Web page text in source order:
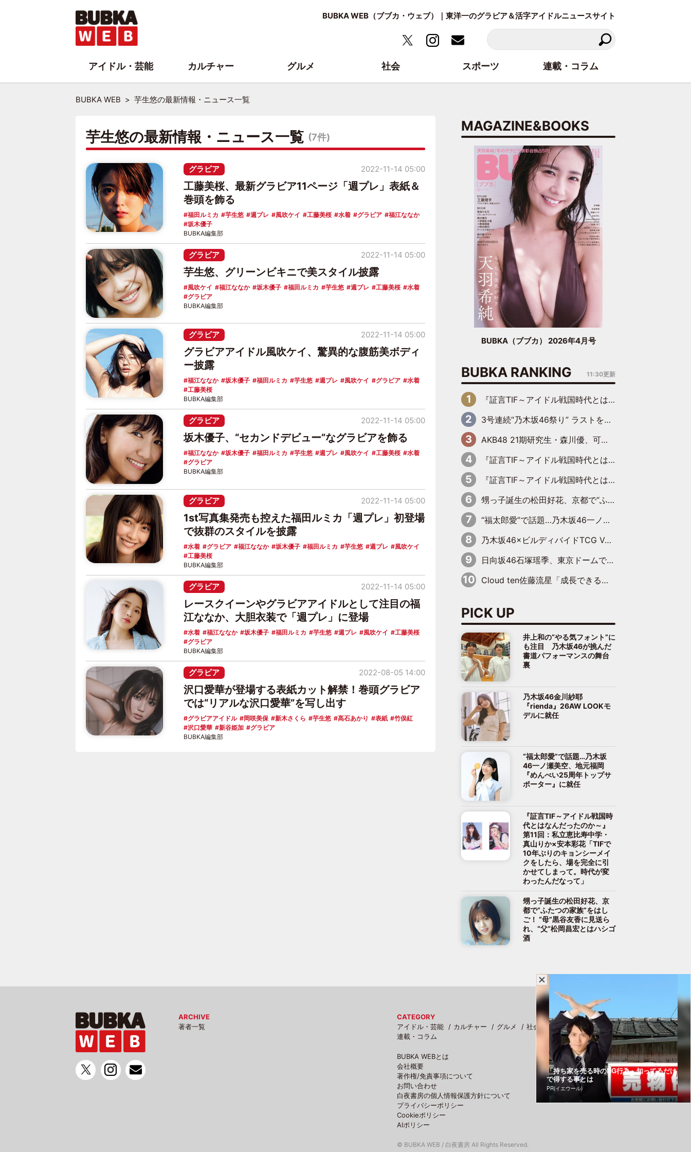
BUBKA WEB（ブブカ・ウェブ）｜東洋一のグラビア＆活字アイドルニュースサイト
BUBKA WEB 芋生悠の最新情報・ニュース一覧
芋生悠の最新情報・ニュース一覧 (7件)
グラビア
工藤美桜、最新グラビア11ページ「週プレ」表紙＆
巻頭を飾る
福田ルミカ 芋生悠 週プレ 風吹ケイ 工藤美桜 水着 グラビア
福江ななか
坂木優子
2022-11-14 05:00
BUBKA編集部
グラビア
芋生悠、グリーンビキニで美スタイル披露
風吹ケイ 福江ななか 坂木優子 福田ルミカ 芋生悠 週プレ 工藤美桜
水着
グラビア
2022-11-14 05:00
BUBKA編集部
グラビア
グラビアアイドル風吹ケイ、驚異的な腹筋美ボディ
ー披露
福江ななか 坂木優子 福田ルミカ 芋生悠 週プレ 風吹ケイ グラビア
水着
工藤美桜
2022-11-14 05:00
BUBKA編集部
グラビア
坂木優子、“セカンドデビュー”なグラビアを飾る
福江ななか 坂木優子 福田ルミカ 芋生悠 週プレ 風吹ケイ 工藤美桜
水着
グラビア
2022-11-14 05:00
BUBKA編集部
グラビア
1st写真集発売も控えた福田ルミカ「週プレ」初登場
で抜群のスタイルを披露
水着 グラビア 福江ななか 坂木優子 福田ルミカ 芋生悠 週プレ
風吹ケイ
工藤美桜
2022-11-14 05:00
BUBKA編集部
グラビア
レースクイーンやグラビアアイドルとして注目の福
江ななか、大胆衣装で「週プレ」に登場
水着 福江ななか 坂木優子 福田ルミカ 芋生悠 週プレ 風吹ケイ
工藤美桜
グラビア
2022-11-14 05:00
BUBKA編集部
グラビア
沢口愛華が登場する表紙カット解禁！巻頭グラビア
では“リアルな沢口愛華”を写し出す
グラビアアイドル 岡咲美保 新木さくら 芋生悠 髙石あかり 表紙
竹俣紅
沢口愛華
新谷姫加 グラビア
2022-08-05 14:00
BUBKA編集部
MAGAZINE&BOOKS
BUBKA（ブブカ） 2026年4月号
BUBKA RANKING 11:30更新
『証言TIF～アイドル戦国時代とはなんだったのか～』第6回：でんぱ組.inc・古川未鈴×相沢梨紗「『ハロプロやりたかったな』って言ったら、夢眠ねむさんに『てめえはでんぱ組．incなんだよ！』って肩パンされて(笑)」
3号連続“乃木坂46祭り” ラストを飾るのは賀喜遥香…5年ぶりの登場に「5年分大人になった私を見ていただけたら」
AKB48 21期研究生・森川優、可愛さもある大人の女性に
『証言TIF～アイドル戦国時代とはなんだったのか～』第11回：私立恵比寿中学・真山りか×安本彩花「TIFで10年ぶりのキョンシーメイクをしたら、場を完全に引かせてしまって。時代が変わったんだなって」
『証言TIF～アイドル戦国時代とはなんだったのか～』第10回：さくら学院・武藤彩未×飯田らうら「正直、中3で辞めるというのを信じてなくて。そう言われてはいたけど、嘘でしょって」
甥っ子誕生の松田好花、京都で“ふたつの家族”をはしご！ “母”黒谷友香に見送られ、“父”松岡昌宏とはハシゴ酒
“福太郎愛”で話題…乃木坂46一ノ瀬美空、地元福岡『めんべい25周年トップサポーター』に就任
乃木坂46×ビルディバイドTCG Vol.2公開 賀喜遥香＆田村真佑が『京まふ』ステージに登壇
日向坂46石塚瑶季、東京ドームで“観戦バレ”！ ナイツ・塙も認めた「巨人に詳しすぎるアイドル」は元VENUSスクール生で杉内コーチ推し⁉
Cloud ten佐藤流星「成長できる余地がたくさん」、本田高優「何度見ても飽きない公演に」
PICK UP
井上和の“やる気フォント”に
も注目 乃木坂46が挑んだ
書道パフォーマンスの舞台
裏
乃木坂46金川紗耶
『rienda』26AW LOOKモ
デルに就任
“福太郎愛”で話題…乃木坂
46一ノ瀬美空、地元福岡
『めんべい25周年トップサ
ポーター』に就任
『証言TIF～アイドル戦国時
代とはなんだったのか～』
第11回：私立恵比寿中学・
真山りか×安本彩花「TIFで
10年ぶりのキョンシーメイ
クをしたら、場を完全に引
かせてしまって。時代が変
わったんだなって」
甥っ子誕生の松田好花、京
都で“ふたつの家族”をはし
ご！ “母”黒谷友香に見送ら
れ、“父”松岡昌宏とはハシゴ
酒
ARCHIVE
著者一覧
CATEGORY
アイドル・芸能
カルチャー グルメ 社会
スポーツ
連載・コラム
BUBKA WEBとは
会社概要
著作権/免責事項について
お問い合わせ
白夜書房の個人情報保護方針について
プライバシーポリシー
Cookieポリシー
AIポリシー
© BUBKA WEB / 白夜書房 All Rights Reserved.
アイドル・芸能 カルチャー グルメ 社会 スポーツ 連載・コラム
「持ち家を売る時のNG行為」知ってるだけ
で得する事とは
PR(イエウール)